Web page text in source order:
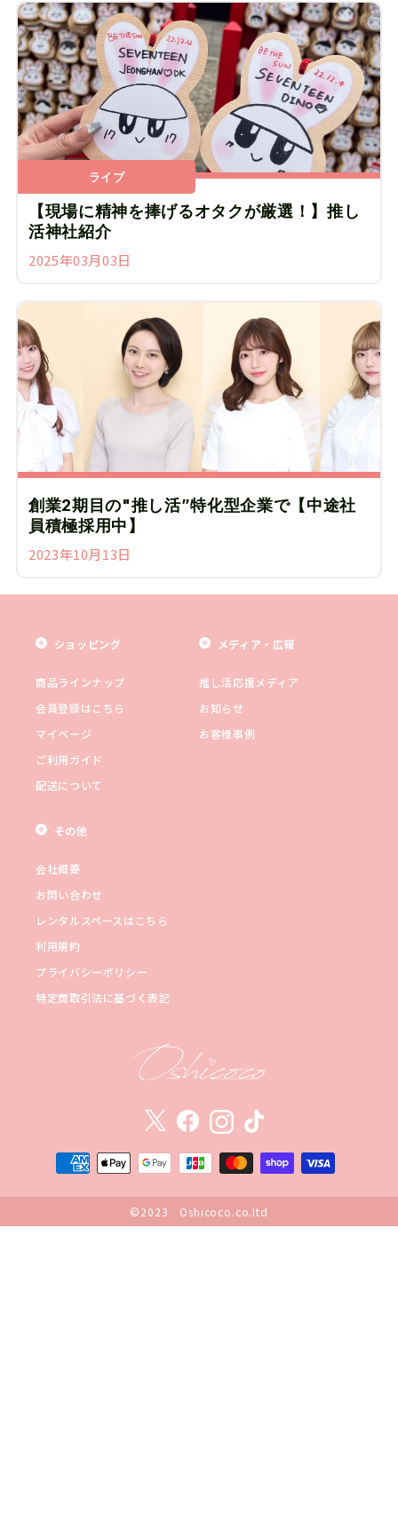
ライブ
【現場に精神を捧げるオタクが厳選！】推し
活神社紹介
2025年03月03日
創業2期目の"推し活”特化型企業で【中途社
員積極採用中】
2023年10月13日
ショッピング
商品ラインナップ
会員登録はこちら
マイページ
ご利用ガイド
配送について
メディア・広報
推し活応援メディア
お知らせ
お客様事例
その他
会社概要
お問い合わせ
レンタルスペースはこちら
利用規約
プライバシーポリシー
特定商取引法に基づく表記
©2023 Oshicoco.co.ltd